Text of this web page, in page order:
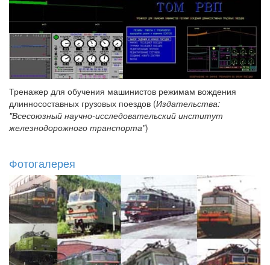
Тренажер для обучения машинистов режимам вождения
длинносоставных грузовых поездов (Издательства:
"Всесоюзный научно-исследовательский институт
железнодорожного транспорта")
Фотогалерея